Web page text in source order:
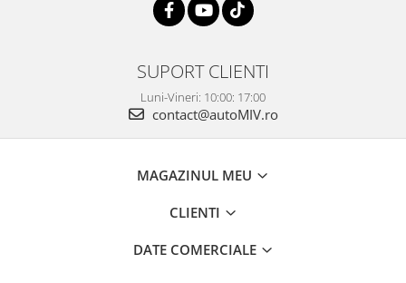
SUPORT CLIENTI
Luni-Vineri: 10:00: 17:00
contact@autoMIV.ro
MAGAZINUL MEU
CLIENTI
DATE COMERCIALE